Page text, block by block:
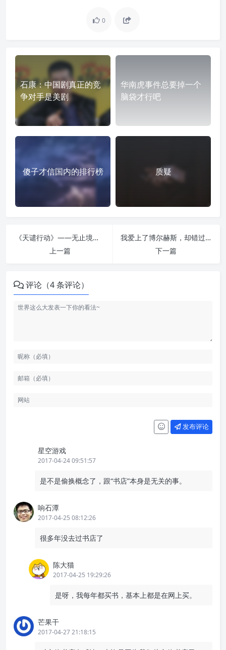
0
石康：中国剧真正的竞
争对手是美剧
华南虎事件总要掉一个
脑袋才行吧
傻子才信国内的排行榜 质疑
《天谴行动》——无止境的报复与杀戮
上一篇
我爱上了博尔赫斯，却错过了她
下一篇
评论（4 条评论）
发布评论
星空游戏
2017-04-24 09:51:57
是不是偷换概念了，跟“书店”本身是无关的事。
响石潭
2017-04-25 08:12:26
很多年没去过书店了
陈大猫
2017-04-25 19:29:26
是呀，我每年都买书，基本上都是在网上买。
芒果干
2017-04-27 21:18:15